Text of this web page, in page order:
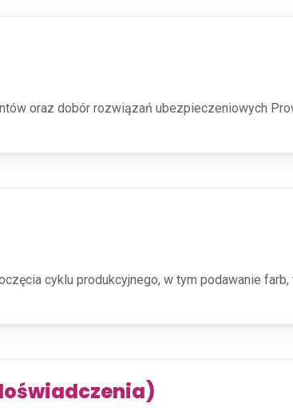
oraz dobór rozwiązań ubezpieczeniowych
cyklu produkcyjnego, w tym podawanie